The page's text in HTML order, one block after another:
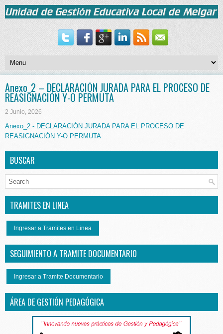
Anexo_2 – DECLARACIÓN JURADA PARA EL PROCESO DE
REASIGNACIÓN Y-O PERMUTA
2 Junio, 2026
Anexo_2 - DECLARACIÓN JURADA PARA EL PROCESO DE
REASIGNACIÓN Y-O PERMUTA
BUSCAR
TRAMITES EN LINEA
Ingresar a Tramites en Linea
SEGUIMIENTO A TRAMITE DOCUMENTARIO
Ingresar a Tramite Documentario
ÁREA DE GESTIÓN PEDAGÓGICA